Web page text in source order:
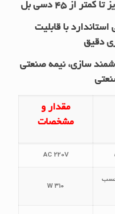
از 45 دسی بل
با قابلیت
دقیق
سازی، نیمه صنعتی
مقدار و
مشخصات
AC 220V
حسب
310 W